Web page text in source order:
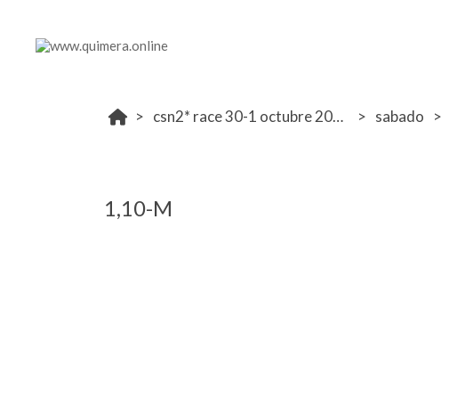
csn2* race 30-1 octubre 2023 sabado
1,10-M